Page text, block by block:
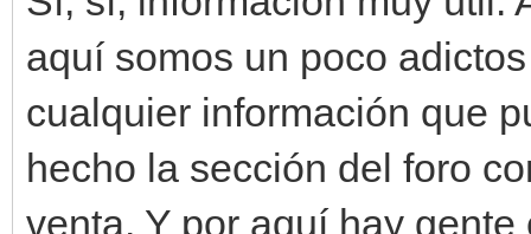
aquí somos un poco
cualquier información que
hecho la sección del foro
venta. Y por aquí hay